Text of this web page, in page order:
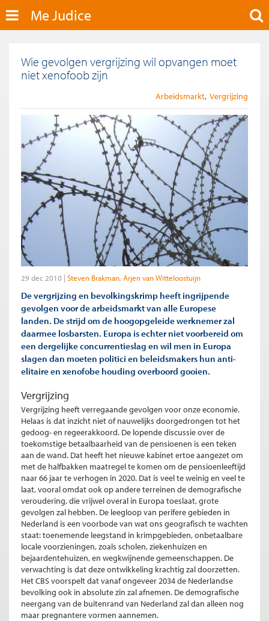
Me Judice
Wie gevolgen vergrijzing wil opvangen moet
niet xenofoob zijn
Arbeidsmarkt Vergrijzing
29 dec 2010 Steven Brakman Arjen van Witteloostuijn
De vergrijzing en bevolkingskrimp heeft ingrijpende
gevolgen voor de arbeidsmarkt van alle Europese
landen. De strijd om de hoogopgeleide werknemer zal
daarmee losbarsten. Europa is echter niet voorbereid om
een dergelijke concurrentieslag en wil men in Europa
slagen dan moeten politici en beleidsmakers hun anti-
elitaire en xenofobe houding overboord gooien.
Vergrijzing
Vergrijzing heeft verregaande gevolgen voor onze economie.
Helaas is dat inzicht niet of nauwelijks doorgedrongen tot het
gedoog- en regeerakkoord. De lopende discussie over de
toekomstige betaalbaarheid van de pensioenen is een teken
aan de wand. Dat heeft het nieuwe kabinet ertoe aangezet om
met de halfbakken maatregel te komen om de pensioenleeftijd
naar 66 jaar te verhogen in 2020. Dat is veel te weinig en veel te
laat, vooral omdat ook op andere terreinen de demografische
veroudering, die vrijwel overal in Europa toeslaat, grote
gevolgen zal hebben. De leegloop van perifere gebieden in
Nederland is een voorbode van wat ons geografisch te wachten
staat: toenemende leegstand in krimpgebieden, onbetaalbare
locale voorzieningen, zoals scholen, ziekenhuizen en
bejaardentehuizen, en wegkwijnende gemeenschappen. De
verwachting is dat deze ontwikkeling krachtig zal doorzetten.
Het CBS voorspelt dat vanaf ongeveer 2034 de Nederlandse
bevolking ook in absolute zin zal afnemen. De demografische
neergang van de buitenrand van Nederland zal dan alleen nog
maar pregnantere vormen aannemen.